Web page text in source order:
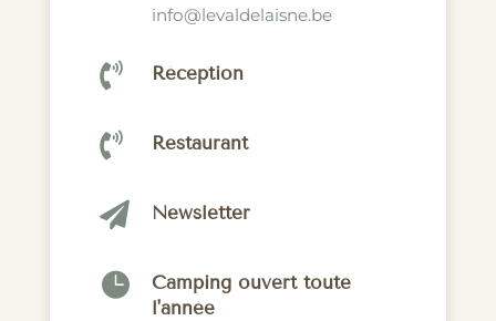
info@levaldelaisne.be
 Réception
 Restaurant
 Newsletter

Camping ouvert toute
l'année